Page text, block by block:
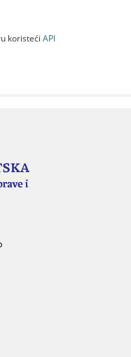
koristeći API